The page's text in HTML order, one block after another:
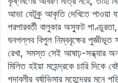
আভা যেটুকু আকৃতি দেখিতে পাওয়া
পরপারবর্তী বালুকার অস্ফুট
ঘনপল্লব বিপুল নিম্ববৃক্ষের
রেখা, সমস্ত সেই আষাঢ়-সন্ধ্যার
মিলিত হইয়া মহেন্দ্রকে চারি দিকে
পদাবলীর বর্ষাভিসার মহেন্দ্রের